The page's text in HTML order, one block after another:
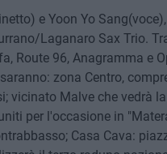
e Yoon Yo
Laganaro Sax Trio.
Route 96, Anagramma e
zona Centro,
vicinato Malve che vedrà
per l'occasione in
Casa Cava: